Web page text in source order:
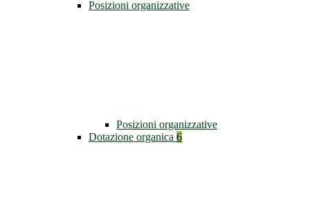
Posizioni organizzative
Posizioni organizzative
Dotazione organica 6